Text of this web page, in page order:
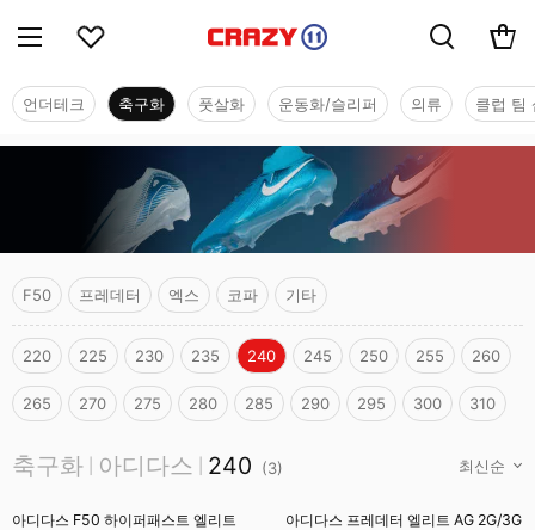
언더테크 축구화 풋살화 운동화/슬리퍼 의류 클럽 팀
F50 프레데터 엑스 코파 기타
220 225 230 235 240 245 250 255 260
265 270 275 280 285 290 295 300 310
축구화 아디다스 240 (3)
아디다스 F50 하이퍼패스트 엘리트
아디다스 프레데터 엘리트 AG 2G/3G